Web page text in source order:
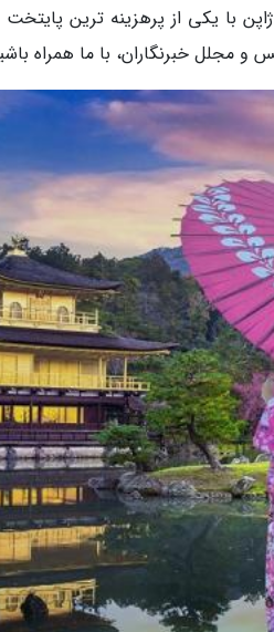
ژاپن با یکی از پرهزینه ترین
و مجلل خبرنگاران، با ما همراه